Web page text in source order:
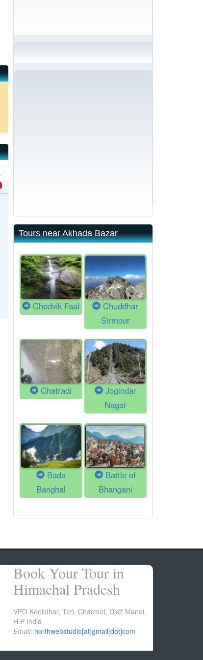
Tours near Akhada Bazar
Chedvik Faal
Chuddhar
Sirmour
Chatradi
Jogindar
Nagar
Bada
Banghal
Battle of
Bhangani
Book Your Tour in
Himachal Pradesh
VPO Keolidhar, Teh. Chachiot, Distt Mandi,
H.P India
Email: northwebstudio[at]gmail[dot]com